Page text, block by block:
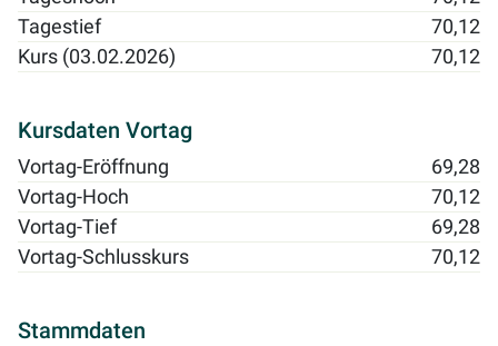
Tagestief
70,12
Kurs (03.02.2026)
70,12
Kursdaten Vortag
Vortag-Eröffnung
69,28
Vortag-Hoch
70,12
Vortag-Tief
69,28
Vortag-Schlusskurs
70,12
Stammdaten